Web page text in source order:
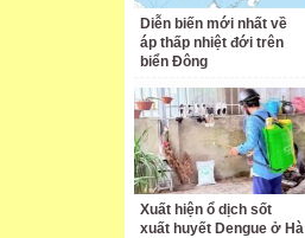
Diễn biến mới nhất về
áp thấp nhiệt đới trên
biển Đông
Xuất hiện ổ dịch sốt
xuất huyết Dengue ở Hà